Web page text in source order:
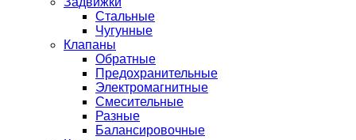
Стальные
Чугунные
Клапаны
Обратные
Предохранительные
Электромагнитные
Смесительные
Разные
Балансировочные